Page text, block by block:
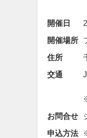
開催日
開催場所
住所
交通
お問合せ
申込方法